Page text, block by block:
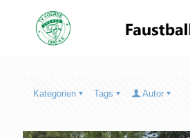
Kategorien Tags Autor